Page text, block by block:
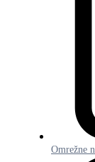
Omrežne